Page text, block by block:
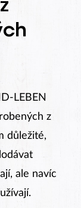
LEBEN
z
důležité,
ale navíc